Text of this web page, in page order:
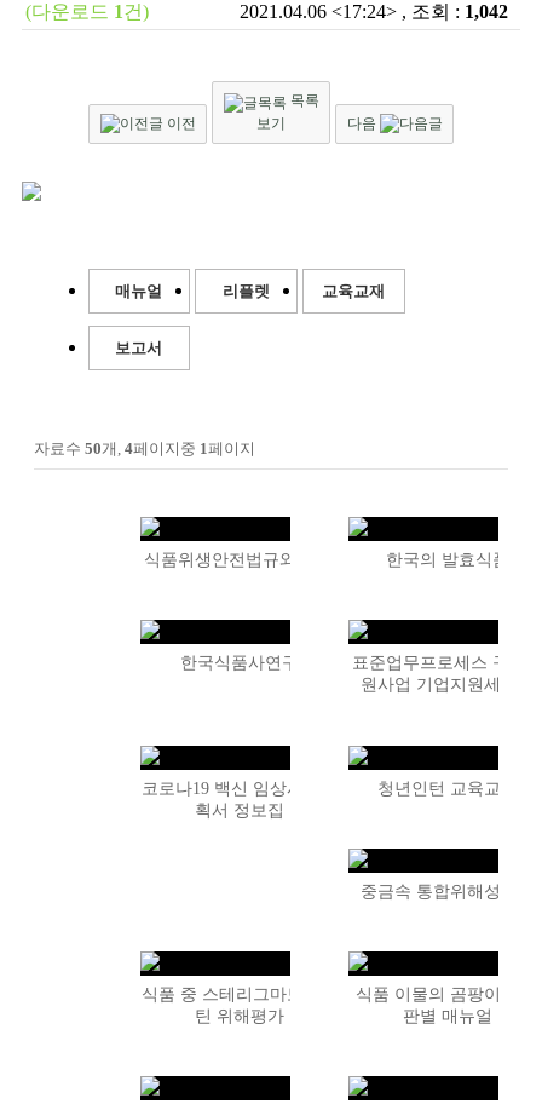
(다운로드 1건)
2021.04.06 <17:24> , 조회 : 1,042
이전
목록
보기
다음
매뉴얼 리플렛 교육교재
보고서
자료수 50개, 4페이지중 1페이지
식품위생안전법규와 제도 한국의 발효식품
한국식품사연구
표준업무프로세스 구축지
원사업 기업지원세미나
코로나19 백신 임상시험계
획서 정보집
청년인턴 교육교재
중금속 통합위해성평가
식품 중 스테리그마토시스
틴 위해평가
식품 이물의 곰팡이 여부
판별 매뉴얼